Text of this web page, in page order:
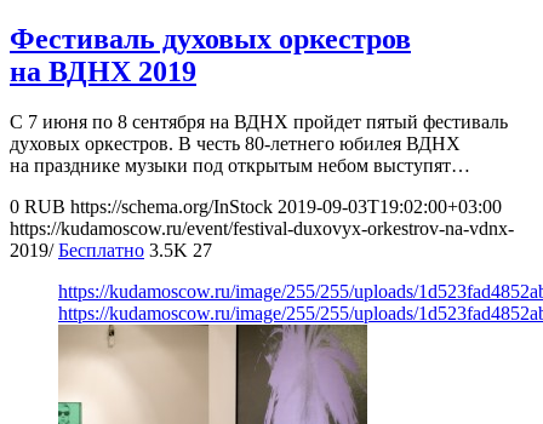
Фестиваль духовых оркестров
на ВДНХ 2019
С 7 июня по 8 сентября на ВДНХ пройдет пятый фестиваль
духовых оркестров. В честь 80-летнего юбилея ВДНХ
на празднике музыки под открытым небом выступят…
0 RUB https://schema.org/InStock 2019-09-03T19:02:00+03:00
https://kudamoscow.ru/event/festival-duxovyx-orkestrov-na-vdnx-
2019/ Бесплатно 3.5K 27
https://kudamoscow.ru/image/255/255/uploads/
https://kudamoscow.ru/image/255/255/uploads/